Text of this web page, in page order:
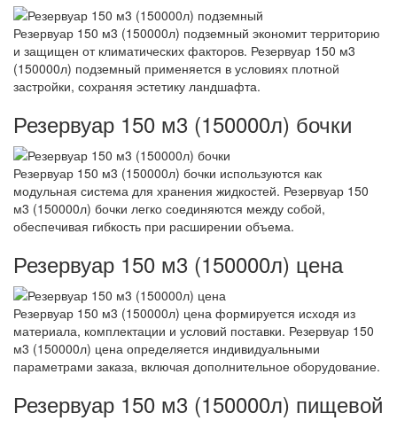
Резервуар 150 м3 (150000л) подземный экономит территорию
и защищен от климатических факторов. Резервуар 150 м3
(150000л) подземный применяется в условиях плотной
застройки, сохраняя эстетику ландшафта.
Резервуар 150 м3 (150000л) бочки
Резервуар 150 м3 (150000л) бочки используются как
модульная система для хранения жидкостей. Резервуар 150
м3 (150000л) бочки легко соединяются между собой,
обеспечивая гибкость при расширении объема.
Резервуар 150 м3 (150000л) цена
Резервуар 150 м3 (150000л) цена формируется исходя из
материала, комплектации и условий поставки. Резервуар 150
м3 (150000л) цена определяется индивидуальными
параметрами заказа, включая дополнительное оборудование.
Резервуар 150 м3 (150000л) пищевой